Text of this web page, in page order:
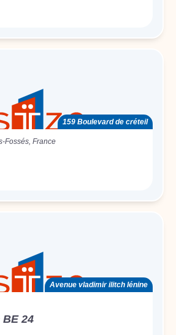
159 Boulevard de créteil
Fossés, France
Avenue vladimir ilitch lénine
BE 24